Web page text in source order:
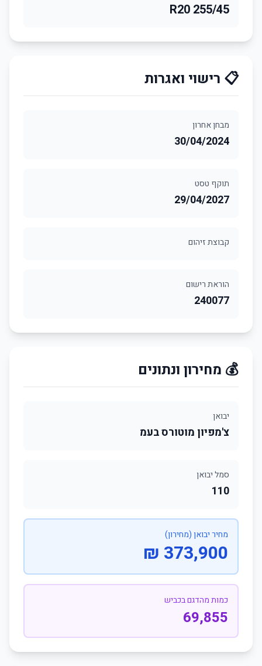
255/45 R20
📋 רישוי ואגרות
מבחן אחרון
30/04/2024
תוקף טסט
29/04/2027
קבוצת זיהום
הוראת רישום
240077
💰 מחירון ונתונים
יבואן
צ'מפיון מוטורס בעמ
סמל יבואן
110
מחיר יבואן (מחירון)
373,900 ₪
כמות מהדגם בכביש
69,855